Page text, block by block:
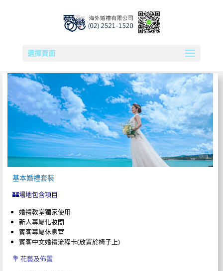
選擇頁面
基本婚禮套裝
🏰場地包含項目
婚禮教堂獨家使用
新人專屬化妝間
賓客專屬休息室
賓客中文婚禮流程卡(放置於椅子上)
💐 花藝及佈置